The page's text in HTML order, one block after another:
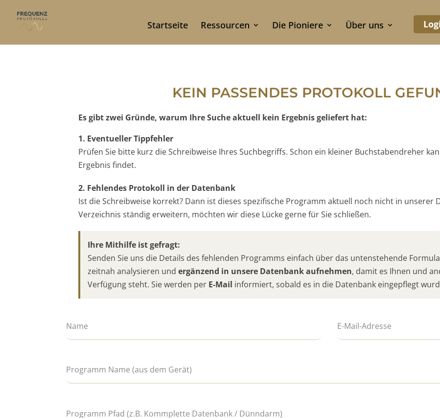
Startseite Ressourcen Die Pioniere Über uns
KEIN PASSENDES PROTOKOLL
Es gibt zwei Gründe, warum Ihre Suche aktuell kein Ergebnis geliefert hat:
1. Eventueller Tippfehler
Prüfen Sie bitte kurz die Schreibweise Ihres Suchbegriffs. Schon ein kleiner Buchstabendreher
Ergebnis findet.
2. Fehlendes Protokoll in der Datenbank
Ist die Schreibweise korrekt? Dann ist dieses spezifische Programm aktuell noch nicht in unserer
Verzeichnis ständig erweitern, möchten wir diese Lücke gerne für Sie schließen.
Ihre Mithilfe ist gefragt:
Senden Sie uns die Details des fehlenden Programms einfach über das untenstehende
zeitnah analysieren und ergänzend in unsere Datenbank aufnehmen, damit es Ihnen und
Verfügung steht. Sie werden per E-Mail informiert, sobald es in die Datenbank eingepflegt